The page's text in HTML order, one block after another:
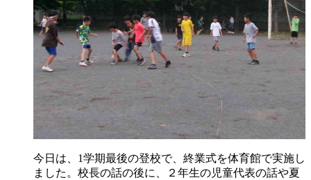
今日は、1学期最後の登校で、終業式を体育館で実施し
ました。校長の話の後に、２年生の児童代表の話や夏